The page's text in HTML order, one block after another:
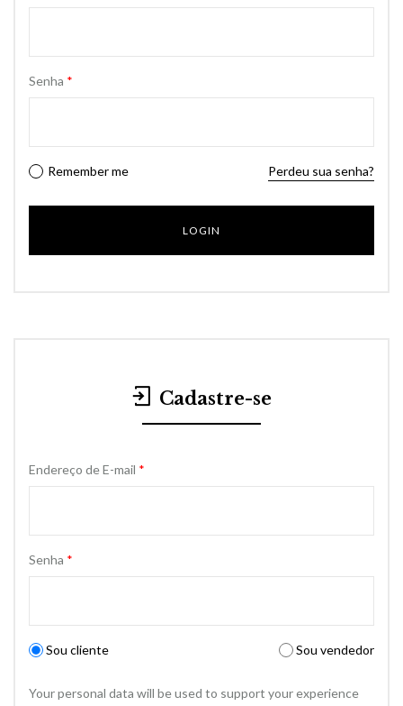
Senha *
Remember me Perdeu sua senha?
Cadastre-se
Endereço de E-mail *
Senha *
Sou cliente Sou vendedor
Your personal data will be used to support your experience